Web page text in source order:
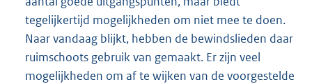
tegelijkertijd mogelijkheden om niet mee te doen.
Naar vandaag blijkt, hebben de bewindslieden daar
ruimschoots gebruik van gemaakt. Er zijn veel
mogelijkheden om af te wijken van de voorgestelde